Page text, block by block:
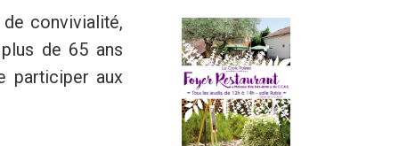
de convivialité,
de 65 ans
participer aux